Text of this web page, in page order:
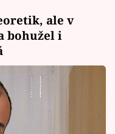
ale v
bohužel i